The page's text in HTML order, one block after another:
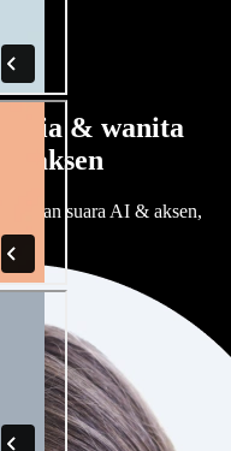
pria & wanita
aksen
suara AI & aksen,